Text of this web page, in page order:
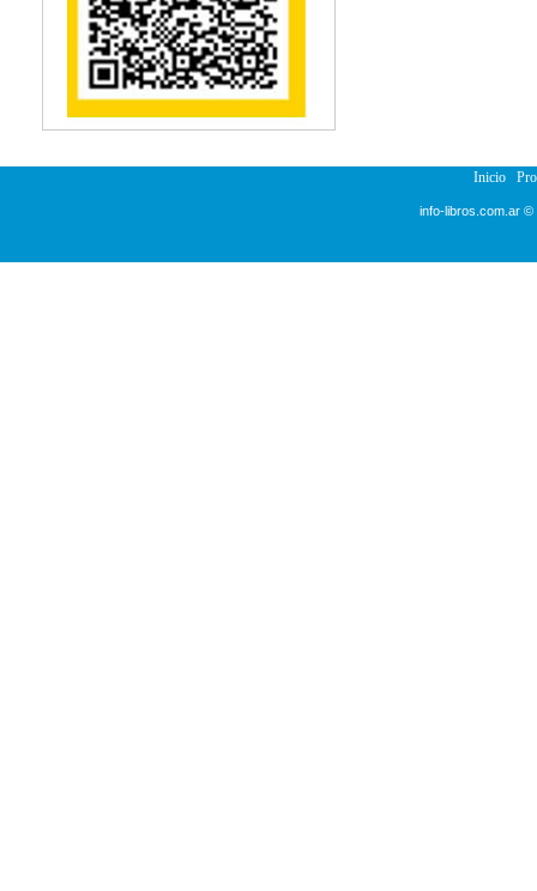
Reumatología
Salud Pública
Sección Medicina
Semiología
Terapia Ocupacional
Veterinaria
Inicio
info-libros.com.ar